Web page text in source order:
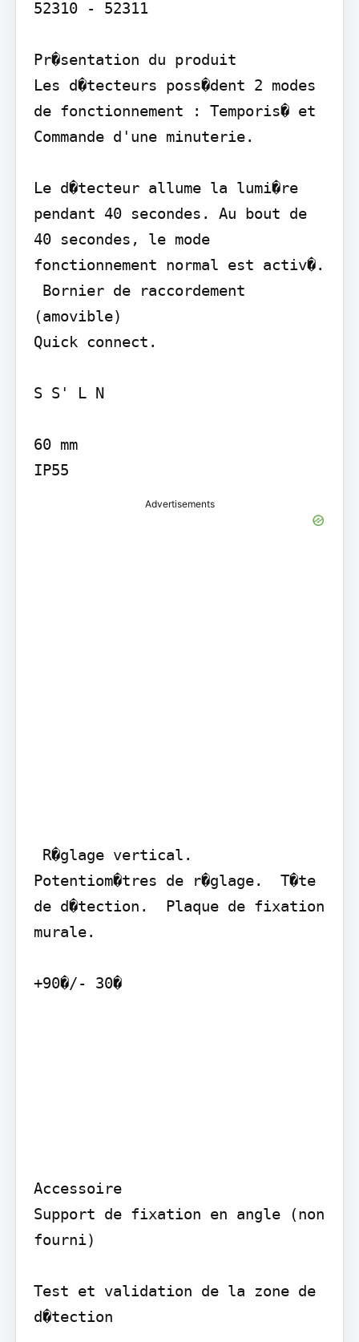
52310 - 52311
Pr�sentation du produit
Les d�tecteurs poss�dent 2 modes
de fonctionnement : Temporis� et
Commande d'une minuterie.
Le d�tecteur allume la lumi�re
pendant 40 secondes. Au bout de
40 secondes, le mode
fonctionnement normal est activ�.
(amovible)
Quick connect.
S S' L N
60 mm
IP55
Advertisements
Potentiom�tres de r�glage.  T�te
de d�tection.  Plaque de fixation
murale.
+90�/- 30�
Accessoire
Support de fixation en angle (non
fourni)
Test et validation de la zone de
d�tection